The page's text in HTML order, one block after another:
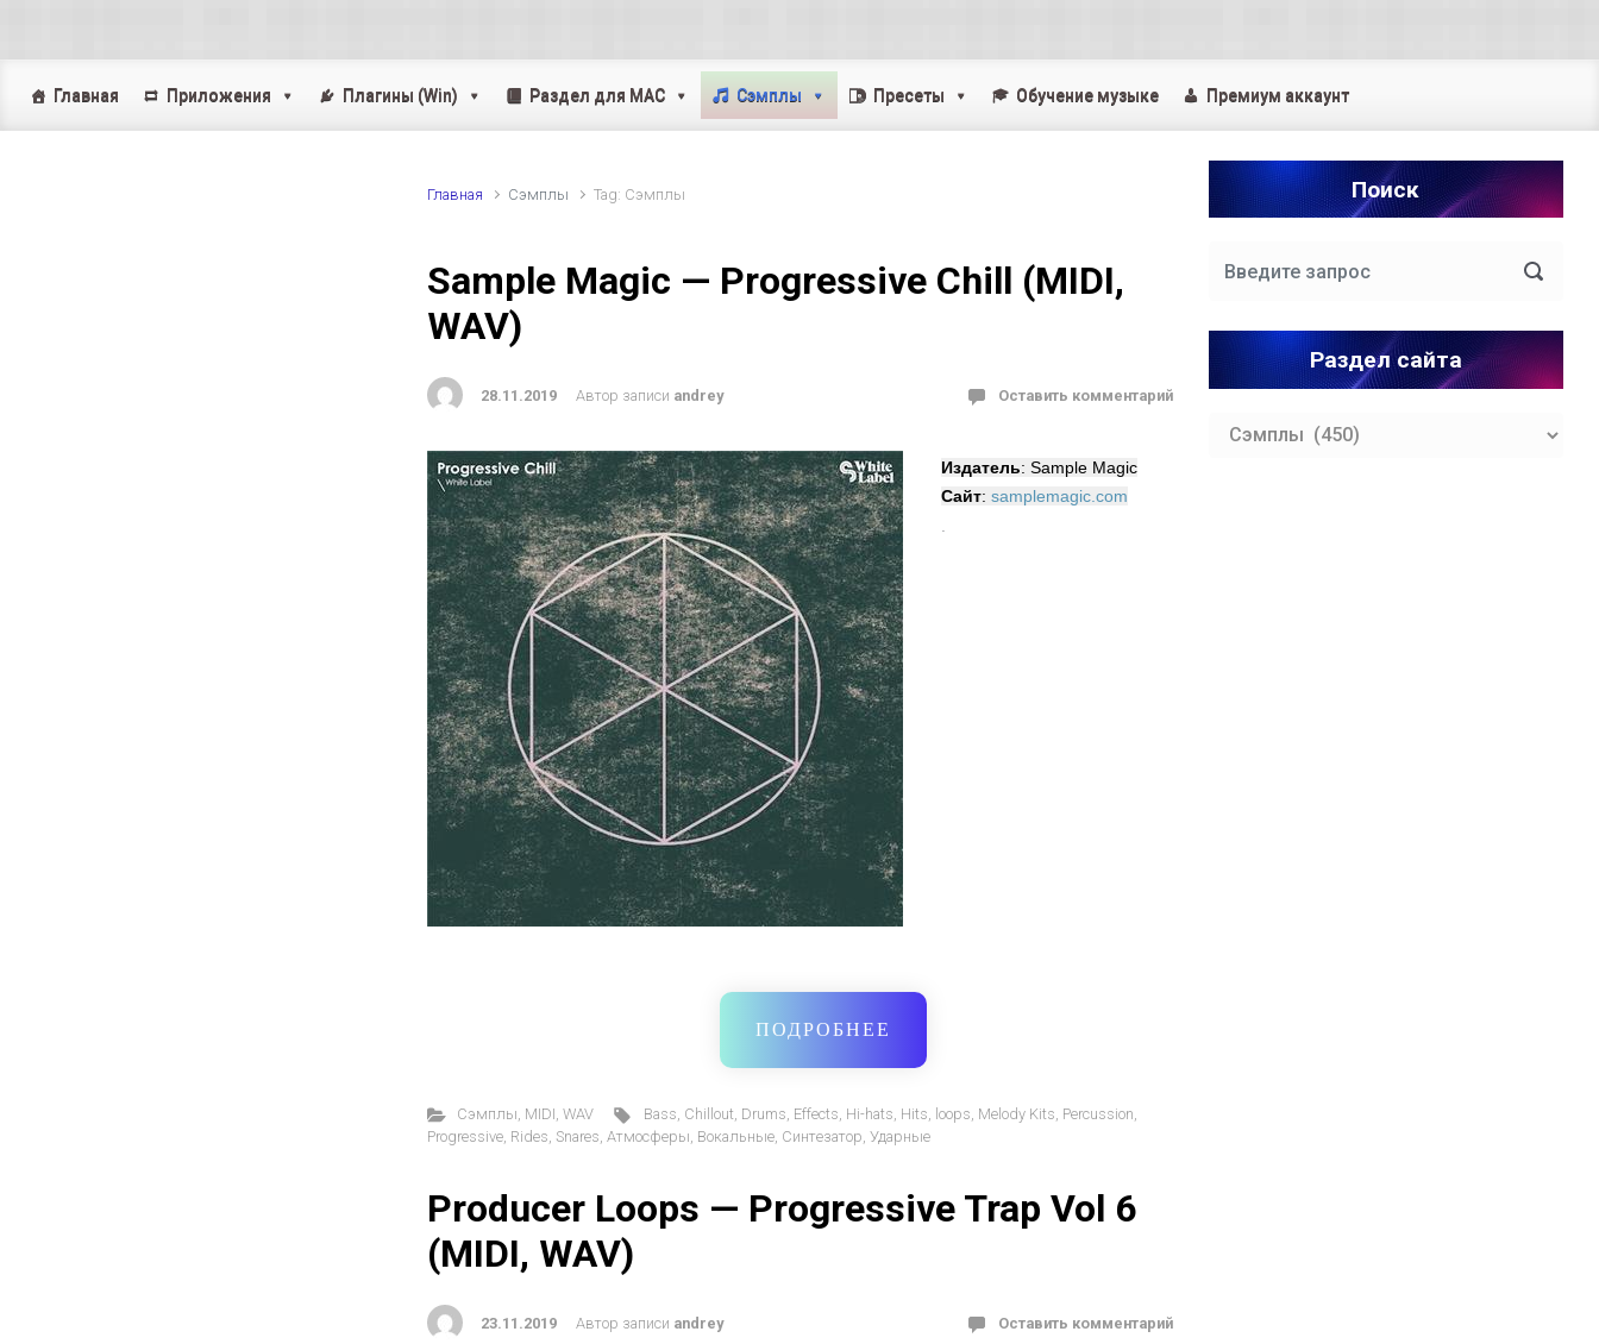
Главная Приложения Плагины (Win) Раздел для MAC Cэмплы Пресеты Обучение музыке Премиум аккаунт
Главная Cэмплы Tag: Cэмплы
Sample Magic — Progressive Chill (MIDI,
WAV)
28.11.2019 Автор записи andrey Оставить комментарий
Издатель: Sample Magic
Сайт: samplemagic.com
·
ПОДРОБНЕЕ
Cэмплы, MIDI,WAV Bass, Chillout, Drums, Effects, Hi-hats, Hits, loops, Melody Kits, Percussion,
Progressive, Rides, Snares, Атмосферы, Вокальные, Синтезатор, Ударные
Producer Loops — Progressive Trap Vol 6
(MIDI, WAV)
23.11.2019 Автор записи andrey Оставить комментарий
Поиск
Раздел сайта
Раздел